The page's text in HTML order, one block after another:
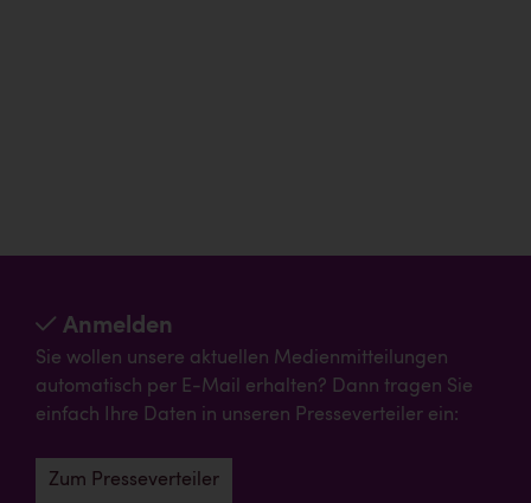
Anmelden
Sie wollen unsere aktuellen Medienmitteilungen
automatisch per E-Mail erhalten? Dann tragen Sie
einfach Ihre Daten in unseren Presseverteiler ein:
Zum Presseverteiler